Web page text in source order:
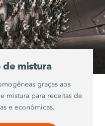
mistura
graças aos
mistura para receitas de
e econômicas.